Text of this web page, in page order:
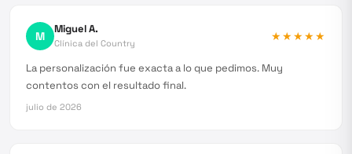
M Miguel A.
Clínica del Country
★★★★★
La personalización fue exacta a lo que pedimos. Muy
contentos con el resultado final.
julio de 2026